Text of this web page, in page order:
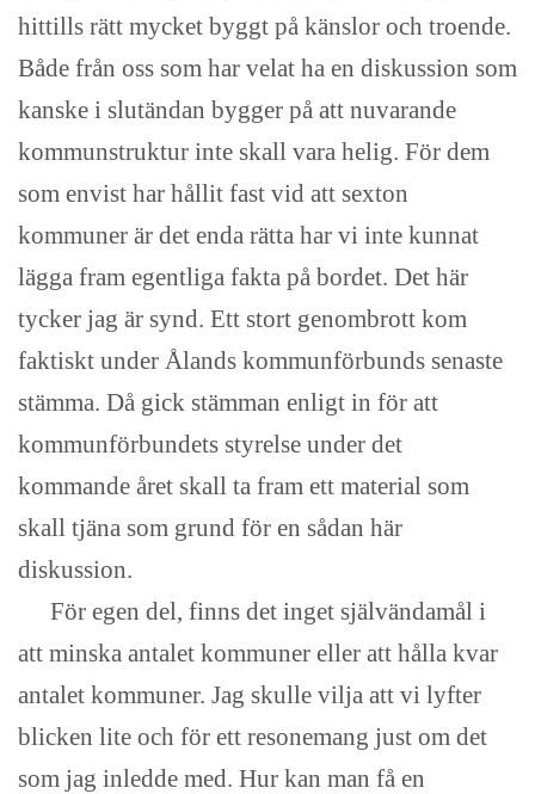
hittills rätt mycket byggt på känslor och troende.
Både från oss som har velat ha en diskussion som
kanske i slutändan bygger på att nuvarande
kommunstruktur inte skall vara helig. För dem
som envist har hållit fast vid att sexton
kommuner är det enda rätta har vi inte kunnat
lägga fram egentliga fakta på bordet. Det här
tycker jag är synd. Ett stort genombrott kom
faktiskt under Ålands kommunförbunds senaste
stämma. Då gick stämman enligt in för att
kommunförbundets styrelse under det
kommande året skall ta fram ett material som
skall tjäna som grund för en sådan här
diskussion.
För egen del, finns det inget självändamål i
att minska antalet kommuner eller att hålla kvar
antalet kommuner. Jag skulle vilja att vi lyfter
blicken lite och för ett resonemang just om det
som jag inledde med. Hur kan man få en